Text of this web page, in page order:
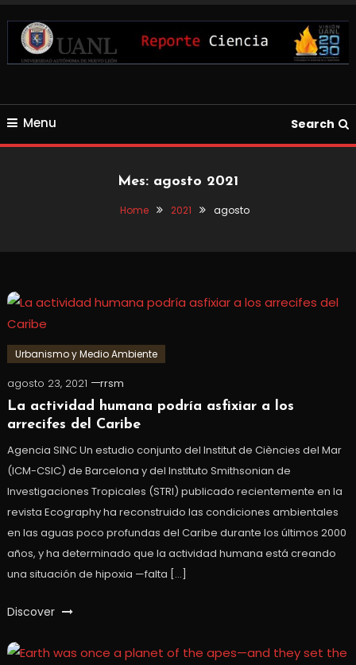
Content
Menu Search
Mes: agosto 2021
Home 2021 agosto
Urbanismo y Medio Ambiente
agosto 23, 2021
rrsm
La actividad humana podría asfixiar a los
arrecifes del Caribe
Agencia SINC Un estudio conjunto del Institut de Ciències del Mar
(ICM-CSIC) de Barcelona y del Instituto Smithsonian de
Investigaciones Tropicales (STRI) publicado recientemente en la
revista Ecography ha reconstruido las condiciones ambientales
en las aguas poco profundas del Caribe durante los últimos 2000
años, y ha determinado que la actividad humana está creando
una situación de hipoxia —falta […]
Discover